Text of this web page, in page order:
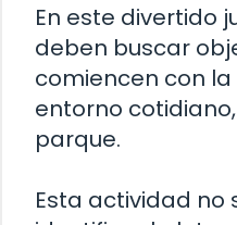
En este divertido
deben buscar
comiencen con la
entorno
parque.
Esta actividad no